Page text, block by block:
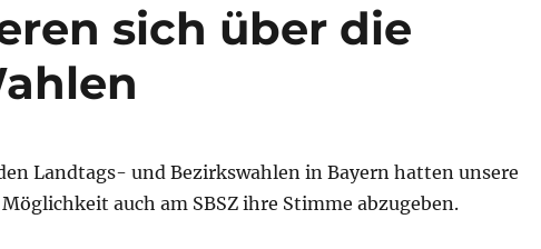
sich über die
Landtags- und Bezirkswahlen in Bayern hatten unsere
auch am SBSZ ihre Stimme abzugeben.